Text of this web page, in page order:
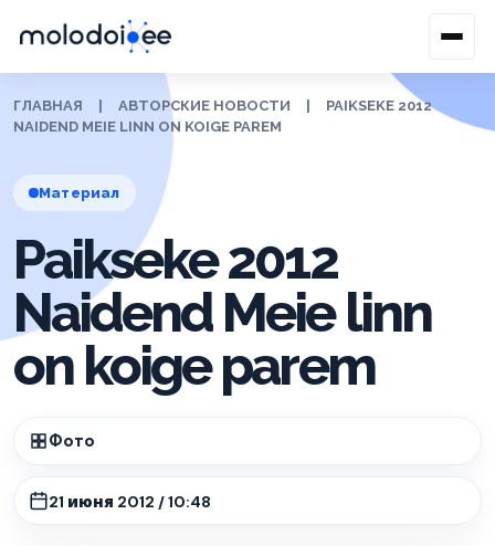
ГЛАВНАЯ АВТОРСКИЕ НОВОСТИ
PAIKSEKE 2012
NAIDEND MEIE LINN ON KOIGE PAREM
Материал
Paikseke 2012
Naidend Meie linn
on koige parem
Фото
21 июня 2012 / 10:48